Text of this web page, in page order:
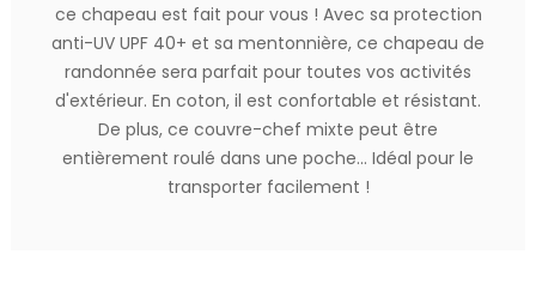
ce chapeau est fait pour vous ! Avec sa protection
anti-UV UPF 40+ et sa mentonnière, ce chapeau de
randonnée sera parfait pour toutes vos activités
d'extérieur. En coton, il est confortable et résistant.
De plus, ce couvre-chef mixte peut être
entièrement roulé dans une poche... Idéal pour le
transporter facilement !